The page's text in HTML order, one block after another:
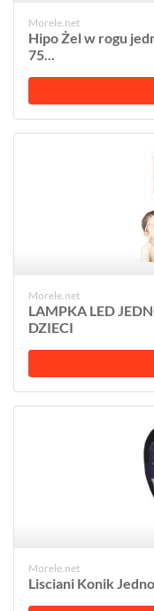
Morele.net
Hipo Żel w rogu
75...
Morele.net
LAMPKA LED
DZIECI
Morele.net
Lisciani Konik